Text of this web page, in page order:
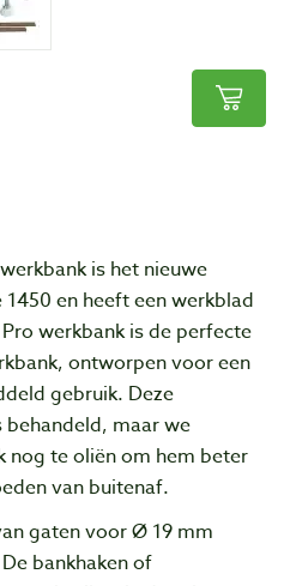
is het nieuwe
en heeft een werkblad
werkbank is de perfecte
ontworpen voor een
gebruik. Deze
behandeld, maar we
nog te oliën om hem beter
van buitenaf.
gaten voor Ø 19 mm
bankhaken of